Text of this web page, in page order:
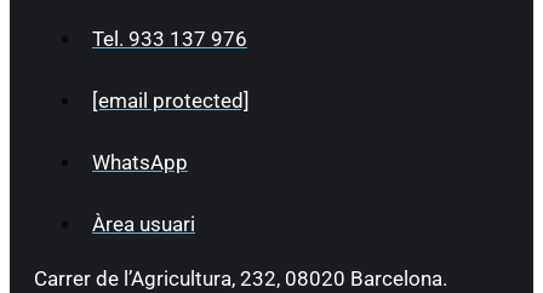
Tel. 933 137 976
[email protected]
WhatsApp
Àrea usuari
Carrer de l’Agricultura, 232, 08020 Barcelona.